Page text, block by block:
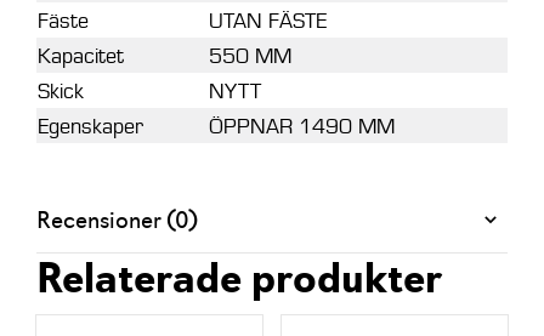
Fäste
UTAN FÄSTE
Kapacitet
550 MM
Skick
NYTT
Egenskaper
ÖPPNAR 1490 MM
Recensioner (0)
Relaterade produkter